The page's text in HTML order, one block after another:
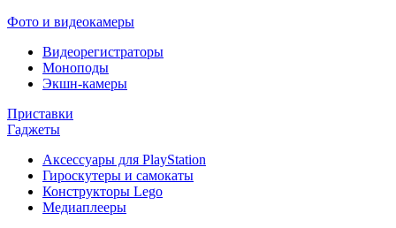
Фото и видеокамеры
Видеорегистраторы
Моноподы
Экшн-камеры
Приставки
Гаджеты
Аксессуары для PlayStation
Гироскутеры и самокаты
Конструкторы Lego
Медиаплееры